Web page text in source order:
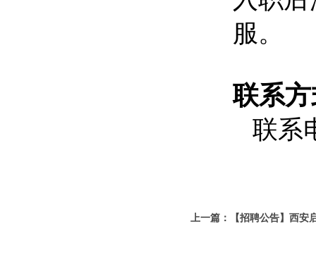
服。
联系
联系
上一篇：【招聘公告】西安